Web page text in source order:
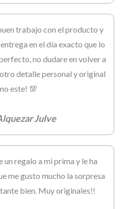
trabajo con el producto y
en el día exacto que lo
no dudare en volver a
detalle personal y original
este! 💯
Julve
un regalo a mi prima y le ha
me gusto mucho la sorpresa
bien. Muy originales!!